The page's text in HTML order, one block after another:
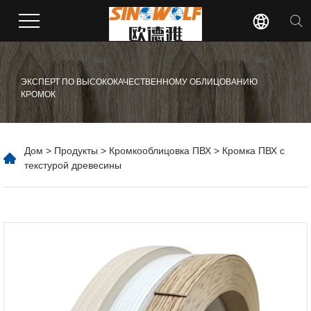
ЭКСПЕРТ ПО ВЫСОКОКАЧЕСТВЕННОМУ ОБЛИЦОВАНИЮ
КРОМОК
Дом > Продукты > Кромкооблицовка ПВХ > Кромка ПВХ с
текстурой древесины